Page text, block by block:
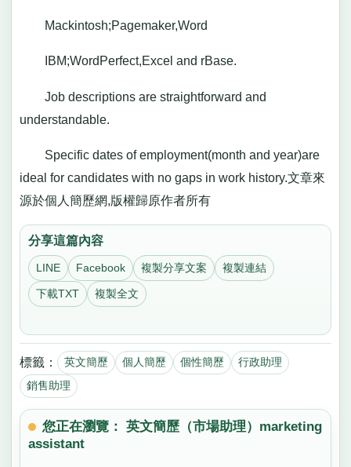
Mackintosh;Pagemaker,Word
IBM;WordPerfect,Excel and rBase.
Job descriptions are straightforward and
understandable.
Specific dates of employment(month and year)are
ideal for candidates with no gaps in work history.文章來
源於個人簡歷網,版權歸原作者所有
分享這篇內容
LINE Facebook 複製分享文案 複製連結
下載TXT 複製全文
標籤： 英文簡歷 個人簡歷 個性簡歷
行政助理
銷售助理
您正在瀏覽： 英文簡歷（市場助理）marketing
assistant